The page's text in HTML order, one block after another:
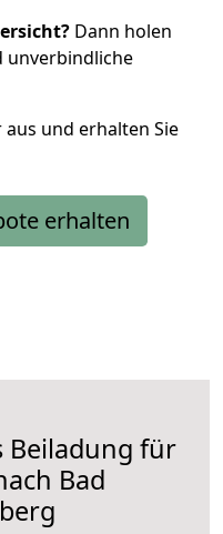
Dann holen
unverbindliche
aus und erhalten Sie
erhalten
Beiladung für
Bad